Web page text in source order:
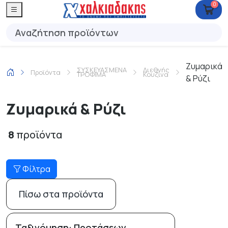
0
Προϊόντα ΣΥΣΚΕΥΑΣΜΕΝΑ
ΤΡΟΦΙΜΑ Διεθνής
Κουζίνα
Ζυμαρικά
& Ρύζι
Ζυμαρικά & Ρύζι
8 προϊόντα
Φίλτρα
Πίσω στα προϊόντα